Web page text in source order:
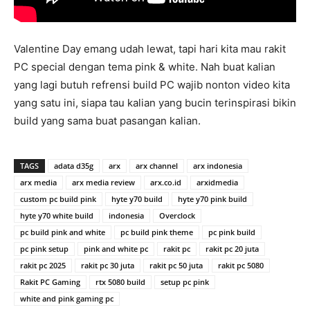
Valentine Day emang udah lewat, tapi hari kita mau rakit
PC special dengan tema pink & white. Nah buat kalian
yang lagi butuh refrensi build PC wajib nonton video kita
yang satu ini, siapa tau kalian yang bucin terinspirasi bikin
build yang sama buat pasangan kalian.
TAGS adata d35g arx arx channel
arx indonesia
arx media
arx media review arx.co.id
arxidmedia
custom pc build pink
hyte y70 build
hyte y70 pink build
hyte y70 white build
indonesia
Overclock
pc build pink and white
pc build pink theme
pc pink build
pc pink setup
pink and white pc rakit pc
rakit pc 20 juta
rakit pc 2025
rakit pc 30 juta rakit pc 50 juta
rakit pc 5080
Rakit PC Gaming
rtx 5080 build
setup pc pink
white and pink gaming pc